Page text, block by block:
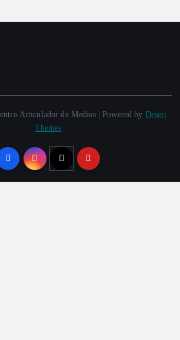
Articulador de Medios | Powered by Desert
Themes